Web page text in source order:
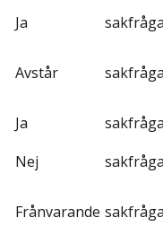
Ja
Avstår
Ja
Nej
Frånvarande